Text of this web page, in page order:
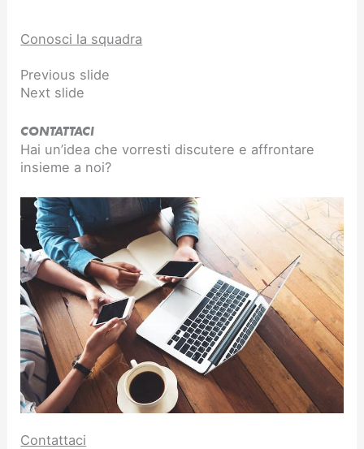
Conosci la squadra
Previous slide
Next slide
CONTATTACI
Hai un’idea che vorresti discutere e affrontare
insieme a noi?
Contattaci